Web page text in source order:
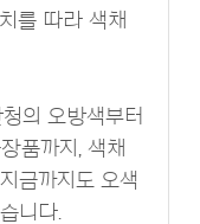
를 따라 색채
의 오방색부터
품까지, 색채
금까지도 오색
니다.